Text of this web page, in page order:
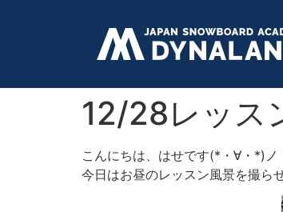
12/28レッス
こんにちは、はせです(*・∀・*)ノ
今日はお昼のレッスン風景を撮ら